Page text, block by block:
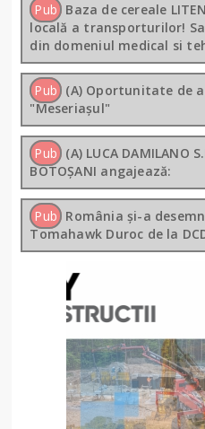
Pub Baza de cereale
locală a transporturilor!
din domeniul medical si
Pub (A) Oportunitate de
"Meseriașul"
Pub (A) LUCA DAMILANO
BOTOȘANI angajează:
Pub România și-a
Tomahawk Duroc de la